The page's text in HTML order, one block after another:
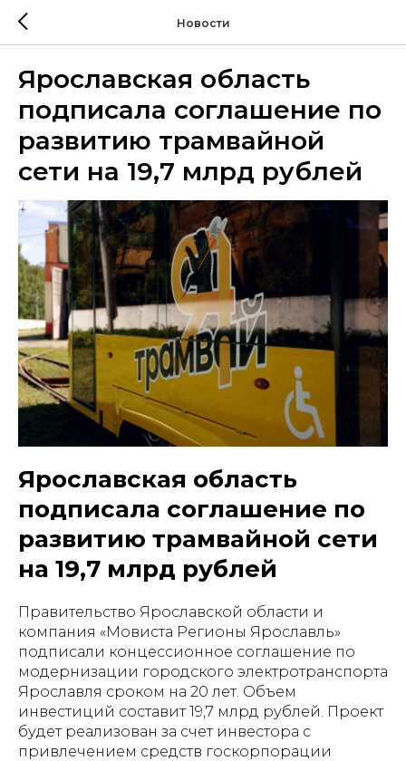
Новости
Ярославская область
подписала соглашение по
развитию трамвайной
сети на 19,7 млрд рублей
Ярославская область
подписала соглашение по
развитию трамвайной сети
на 19,7 млрд рублей
Правительство Ярославской области и
компания «Мовиста Регионы Ярославль»
подписали концессионное соглашение по
модернизации городского электротранспорта
Ярославля сроком на 20 лет. Объем
инвестиций составит 19,7 млрд рублей. Проект
будет реализован за счет инвестора с
привлечением средств госкорпорации